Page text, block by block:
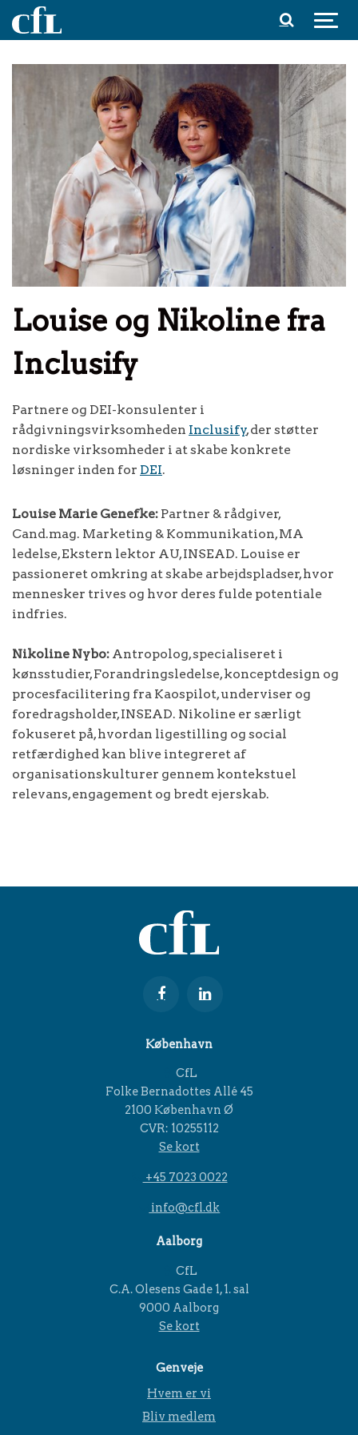
Spring til indhold
Louise og Nikoline fra
Inclusify
Partnere og DEI-konsulenter i
rådgivningsvirksomheden Inclusify, der støtter
nordiske virksomheder i at skabe konkrete
løsninger inden for DEI.
Louise Marie Genefke: Partner & rådgiver,
Cand.mag. Marketing & Kommunikation, MA
ledelse, Ekstern lektor AU, INSEAD. Louise er
passioneret omkring at skabe arbejdspladser, hvor
mennesker trives og hvor deres fulde potentiale
indfries.
Nikoline Nybo: Antropolog, specialiseret i
kønsstudier, Forandringsledelse, konceptdesign og
procesfacilitering fra Kaospilot, underviser og
foredragsholder, INSEAD. Nikoline er særligt
fokuseret på, hvordan ligestilling og social
retfærdighed kan blive integreret af
organisationskulturer gennem kontekstuel
relevans, engagement og bredt ejerskab.
København
CfL
Folke Bernadottes Allé 45
2100 København Ø
CVR: 10255112
Se kort
+45 7023 0022
info@cfl.dk
Aalborg
CfL
C.A. Olesens Gade 1, 1. sal
9000 Aalborg
Se kort
Genveje
Hvem er vi
Bliv medlem